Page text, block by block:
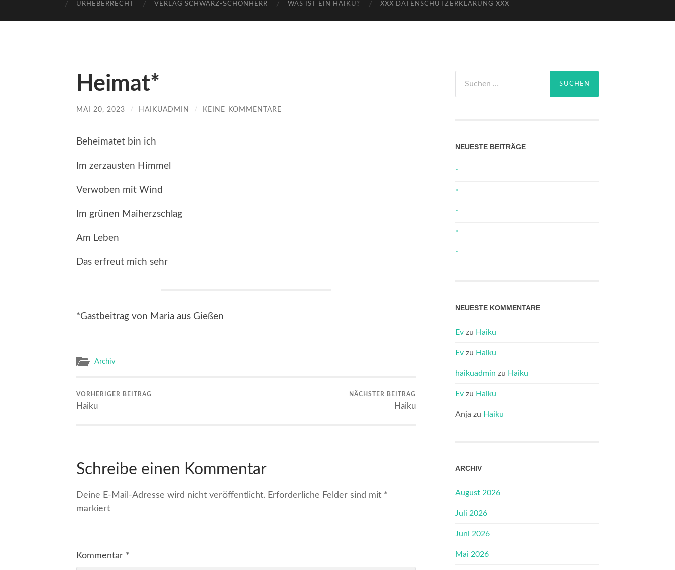
URHEBERRECHT VERLAG SCHWARZ-SCHÖNHERR WAS IST EIN HAIKU? XXX DATENSCHUTZERKLÄRUNG XXX
Heimat*
MAI 20, 2023 / HAIKUADMIN / KEINE KOMMENTARE
Beheimatet bin ich
Im zerzausten Himmel
Verwoben mit Wind
Im grünen Maiherzschlag
Am Leben
Das erfreut mich sehr
*Gastbeitrag von Maria aus Gießen
Archiv
VORHERIGER BEITRAG
Haiku
NÄCHSTER BEITRAG
Haiku
Schreibe einen Kommentar
Deine E-Mail-Adresse wird nicht veröffentlicht. Erforderliche Felder sind mit *
markiert
Kommentar *
nach:
NEUESTE BEITRÄGE
*
*
*
*
*
NEUESTE KOMMENTARE
Ev zu Haiku
Ev zu Haiku
haikuadmin zu Haiku
Ev zu Haiku
Anja zu Haiku
ARCHIV
August 2026
Juli 2026
Juni 2026
Mai 2026